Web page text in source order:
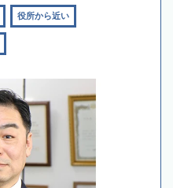
役所から近い